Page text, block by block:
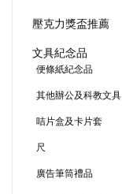
壓克力獎盃推薦
文具紀念品
便條紙紀念品
其他辦公及科教文具
咭片盒及卡片套
尺
廣告筆筒禮品